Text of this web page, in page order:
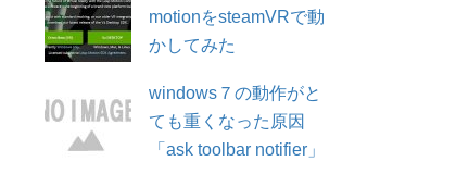
motionをsteamVRで動
かしてみた
windows７の動作がと
ても重くなった原因
「ask toolbar notifier」